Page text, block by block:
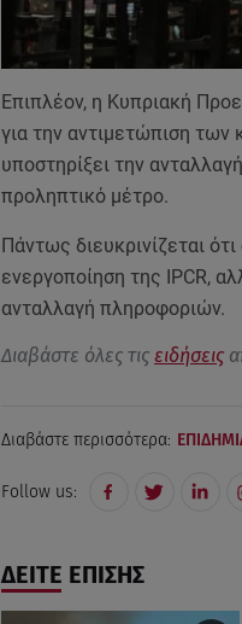
Επιπλέον, η Κυπριακή
για την αντιμετώπιση των
υποστηρίξει την
προληπτικό μέτρο.
Πάντως διευκρινίζεται
ενεργοποίηση της IPCR,
ανταλλαγή πληροφοριών.
Διαβάστε όλες τις ειδήσεις
Διαβάστε περισσότερα:
Follow us:
ΔΕΙΤΕ ΕΠΙΣΗΣ